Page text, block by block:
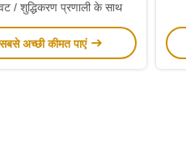
/ शुद्धिकरण प्रणाली के साथ
सबसे अच्छी कीमत पाएं